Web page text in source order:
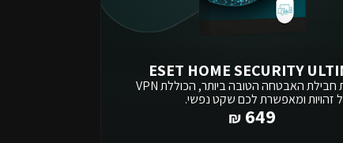
ESET HOME SECURITY
קבלו את חבילת האבטחה הטובה ביותר, הכוללת VPN
זהויות ומאפשרת לכם שקט נפשי.
649